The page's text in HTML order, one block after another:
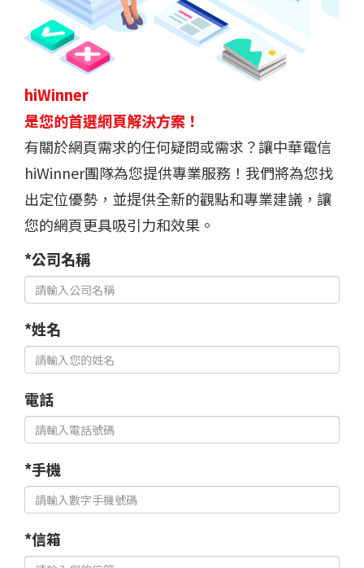
hiWinner
是您的首選網頁解決方案！
有關於網頁需求的任何疑問或需求？讓中華電信
hiWinner團隊為您提供專業服務！我們將為您找
出定位優勢，並提供全新的觀點和專業建議，讓
您的網頁更具吸引力和效果。
*公司名稱
*姓名
電話
*手機
*信箱